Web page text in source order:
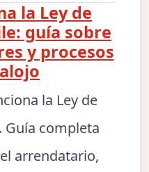
la Ley de
guía sobre
y procesos
la Ley de
Guía completa
arrendatario,